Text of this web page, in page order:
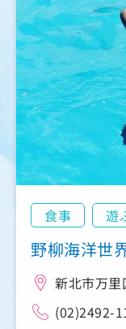
食事 遊
野柳海洋世
新北市万
(02)2492-